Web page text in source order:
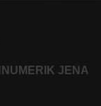
NUMERIK JENA